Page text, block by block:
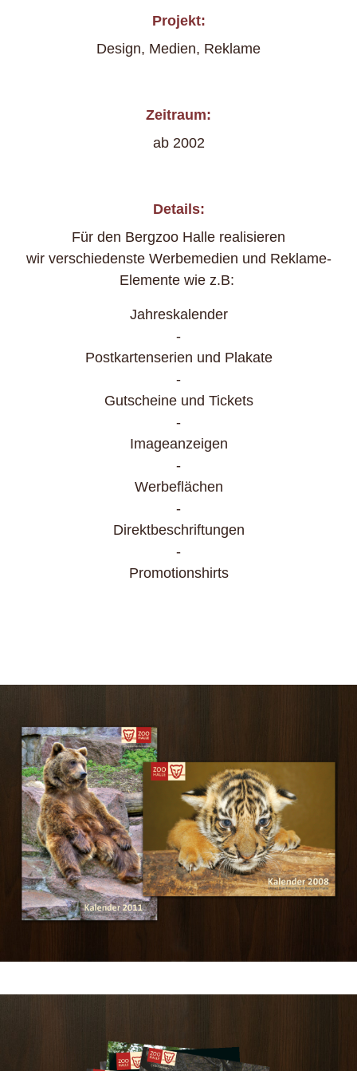
Projekt:
Design, Medien, Reklame
Zeitraum:
ab 2002
Details:
Für den Bergzoo Halle realisieren
wir verschiedenste Werbemedien und Reklame-
Elemente wie z.B:
Jahreskalender
Postkartenserien und Plakate
Gutscheine und Tickets
Imageanzeigen
Werbeflächen
Direktbeschriftungen
Promotionshirts